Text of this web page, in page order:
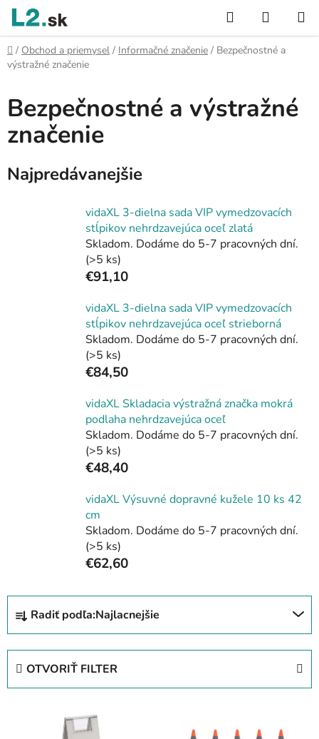
Prejsť
obsah
Hľadať
KOŠÍK
Domov
/ Obchod a priemysel / Informačné značenie / Bezpečnostné a
výstražné značenie
Bezpečnostné a výstražné
značenie
Najpredávanejšie
vidaXL 3-dielna sada VIP vymedzovacích
stĺpikov nehrdzavejúca oceľ zlatá
Skladom. Dodáme do 5-7 pracovných dní.
(>5 ks)
€91,10
vidaXL 3-dielna sada VIP vymedzovacích
stĺpikov nehrdzavejúca oceľ strieborná
Skladom. Dodáme do 5-7 pracovných dní.
(>5 ks)
€84,50
vidaXL Skladacia výstražná značka mokrá
podlaha nehrdzavejúca oceľ
Skladom. Dodáme do 5-7 pracovných dní.
(>5 ks)
€48,40
vidaXL Výsuvné dopravné kužele 10 ks 42
cm
Skladom. Dodáme do 5-7 pracovných dní.
(>5 ks)
€62,60
R
d
Radiť podľa:Najlacnejšie
OTVORIŤ FILTER